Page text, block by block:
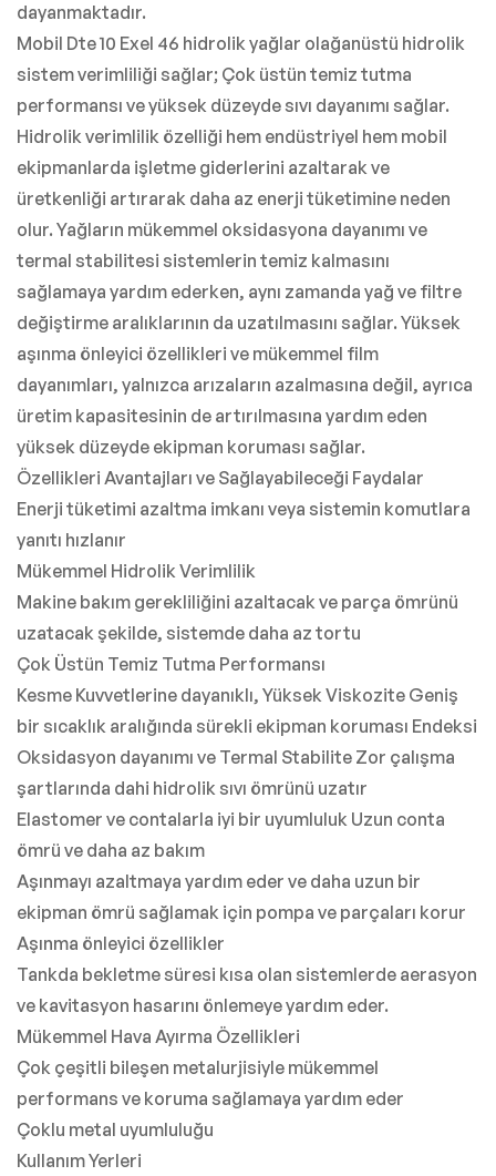
dayanmaktadır.
Mobil Dte 10 Exel 46 hidrolik yağlar olağanüstü hidrolik
sistem verimliliği sağlar; Çok üstün temiz tutma
performansı ve yüksek düzeyde sıvı dayanımı sağlar.
Hidrolik verimlilik özelliği hem endüstriyel hem mobil
ekipmanlarda işletme giderlerini azaltarak ve
üretkenliği artırarak daha az enerji tüketimine neden
olur. Yağların mükemmel oksidasyona dayanımı ve
termal stabilitesi sistemlerin temiz kalmasını
sağlamaya yardım ederken, aynı zamanda yağ ve filtre
değiştirme aralıklarının da uzatılmasını sağlar. Yüksek
aşınma önleyici özellikleri ve mükemmel film
dayanımları, yalnızca arızaların azalmasına değil, ayrıca
üretim kapasitesinin de artırılmasına yardım eden
yüksek düzeyde ekipman koruması sağlar.
Özellikleri Avantajları ve Sağlayabileceği Faydalar
Enerji tüketimi azaltma imkanı veya sistemin komutlara
yanıtı hızlanır
Mükemmel Hidrolik Verimlilik
Makine bakım gerekliliğini azaltacak ve parça ömrünü
uzatacak şekilde, sistemde daha az tortu
Çok Üstün Temiz Tutma Performansı
Kesme Kuvvetlerine dayanıklı, Yüksek Viskozite Geniş
bir sıcaklık aralığında sürekli ekipman koruması Endeksi
Oksidasyon dayanımı ve Termal Stabilite Zor çalışma
şartlarında dahi hidrolik sıvı ömrünü uzatır
Elastomer ve contalarla iyi bir uyumluluk Uzun conta
ömrü ve daha az bakım
Aşınmayı azaltmaya yardım eder ve daha uzun bir
ekipman ömrü sağlamak için pompa ve parçaları korur
Aşınma önleyici özellikler
Tankda bekletme süresi kısa olan sistemlerde aerasyon
ve kavitasyon hasarını önlemeye yardım eder.
Mükemmel Hava Ayırma Özellikleri
Çok çeşitli bileşen metalurjisiyle mükemmel
performans ve koruma sağlamaya yardım eder
Çoklu metal uyumluluğu
Kullanım Yerleri